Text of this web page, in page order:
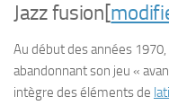
Jazz fusion[
Au début des années
abandonnant son jeu «
intègre des éléments de